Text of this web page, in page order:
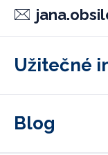
Užitečné
Blog